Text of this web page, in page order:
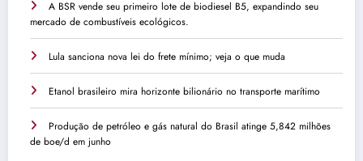
A BSR vende seu primeiro lote de biodiesel B5, expandindo seu
mercado de combustíveis ecológicos.
Lula sanciona nova lei do frete mínimo; veja o que muda
Etanol brasileiro mira horizonte bilionário no transporte marítimo
Produção de petróleo e gás natural do Brasil atinge 5,842 milhões
de boe/d em junho